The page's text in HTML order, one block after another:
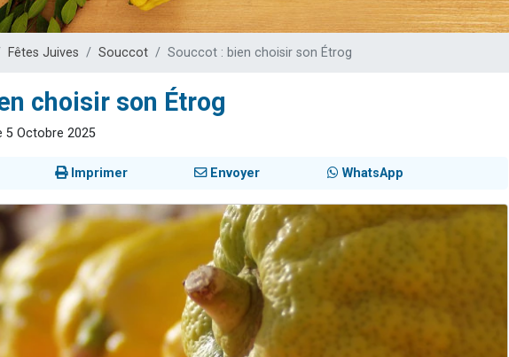
Fêtes Juives Souccot Souccot : bien choisir son Étrog
choisir son Étrog
5 Octobre 2025
Imprimer Envoyer WhatsApp